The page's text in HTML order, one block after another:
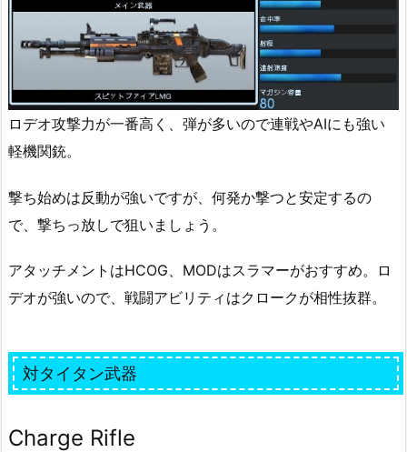
ロデオ攻撃力が一番高く、弾が多いので連戦やAIにも強い
軽機関銃。
撃ち始めは反動が強いですが、何発か撃つと安定するの
で、撃ちっ放しで狙いましょう。
アタッチメントはHCOG、MODはスラマーがおすすめ。ロ
デオが強いので、戦闘アビリティはクロークが相性抜群。
対タイタン武器
Charge Rifle